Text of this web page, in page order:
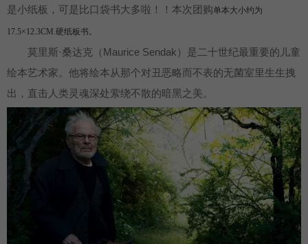
是小纸板，可是比口袋书大多啦！！本次团购单本大小约为
17.5×12.3CM.硬纸板书。
莫里斯·桑达克（Maurice Sendak）是二十世纪最重要的儿童
绘本艺术家。他将绘本从那个对丑恶略而不表的无菌室里生生拽
出，直击人类灵魂深处萦绕不散的暗黑之美。